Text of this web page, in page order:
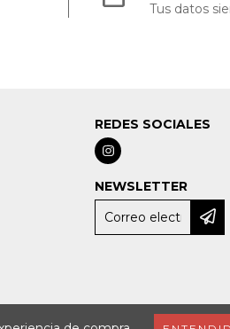
Tus datos
REDES SOCIALES
NEWSLETTER